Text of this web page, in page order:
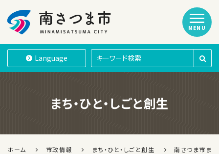
南さつま市
Language
MENU
まち・ひと・しごと創生
ホーム 市政情報 まち・ひと・しごと創生
南さつま市ま